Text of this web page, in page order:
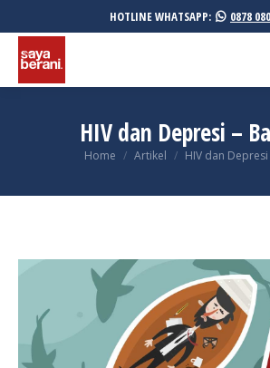
HOTLINE WHATSAPP: 0878
HIV dan Depresi –
You are here:
Home Artikel HIV dan